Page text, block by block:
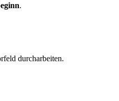
.
durcharbeiten.